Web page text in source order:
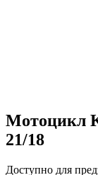
Мотоцикл
21/18
Доступно для